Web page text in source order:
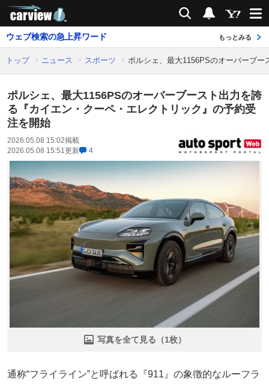
検索 通知
ウェブ検索の急上昇ワード もっとみる
トップ ニュース スポーツ ポルシェ、最大1156PSのオーバーブ
ポルシェ、最大1156PSのオーバーブースト出力を誇
る『カイエン・クーペ・エレクトリック』の予約受
注を開始
2026.05.08 15:02掲載
2026.05.08 15:51更新 4
写真を全て見る（1枚）
通称“フライライン”と呼ばれる『911』の象徴的なルーフラ